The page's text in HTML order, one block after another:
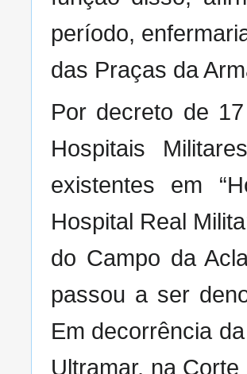
período,
das Praças da
Por decreto de
Hospitais
existentes em
Hospital Real
do Campo da
passou a ser
Em decorrência
Ultramar, na